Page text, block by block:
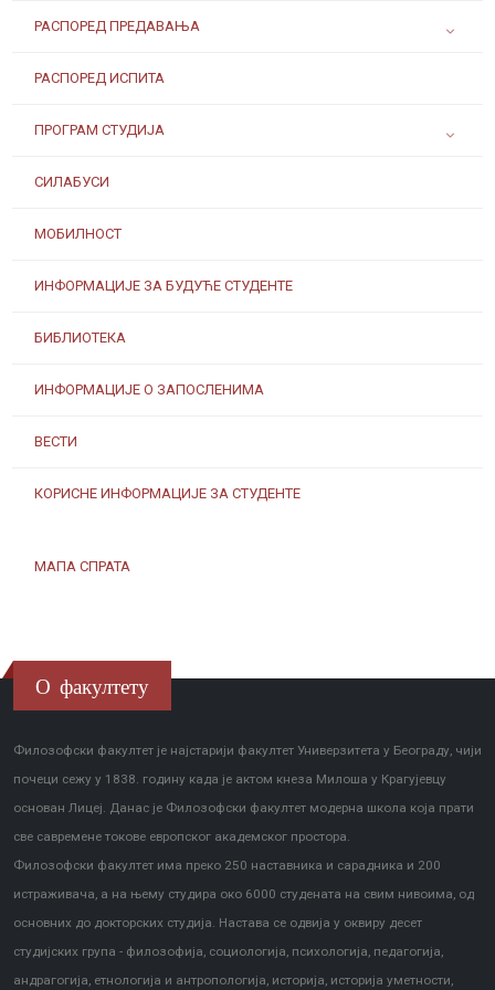
РАСПОРЕД ПРЕДАВАЊА
РАСПОРЕД ИСПИТА
ПРОГРАМ СТУДИЈА
СИЛАБУСИ
МОБИЛНОСТ
ИНФОРМАЦИЈЕ ЗА БУДУЋЕ СТУДЕНТЕ
БИБЛИОТЕКА
ИНФОРМАЦИЈЕ О ЗАПОСЛЕНИМА
ВЕСТИ
КОРИСНЕ ИНФОРМАЦИЈЕ ЗА СТУДЕНТЕ
МАПА СПРАТА
О факултету
Филозофски факултет је најстарији факултет Универзитета у Београду, чији
почеци сежу у 1838. годину када је актом кнеза Милоша у Крагујевцу
основан Лицеј. Данас је Филозофски факултет модерна школа која прати
све савремене токове европског академског простора.
Филозофски факултет има преко 250 наставника и сарадника и 200
истраживача, а на њему студира око 6000 студената на свим нивоима, од
основних до докторских студија. Настава се одвија у оквиру десет
студијских група - филозофија, социологија, психологија, педагогија,
андрагогија, етнологија и антропологија, историја, историја уметности,